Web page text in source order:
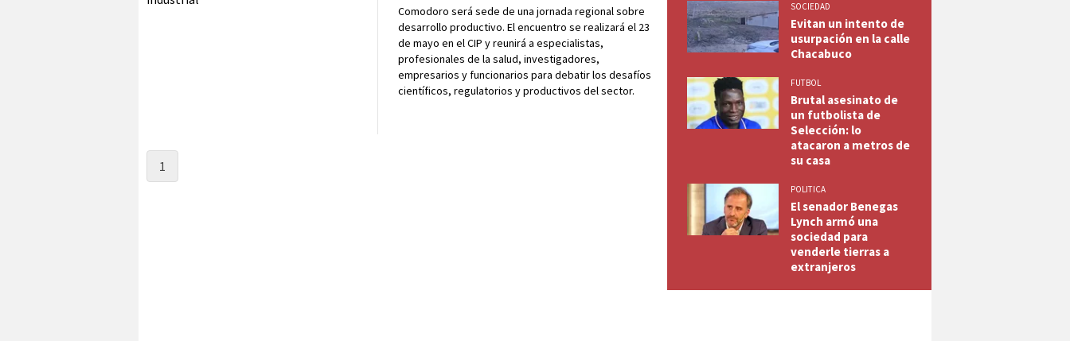
Comodoro será sede de una jornada regional sobre
desarrollo productivo. El encuentro se realizará el 23
de mayo en el CIP y reunirá a especialistas,
profesionales de la salud, investigadores,
empresarios y funcionarios para debatir los desafíos
científicos, regulatorios y productivos del sector.
1
SOCIEDAD
Evitan un intento de
usurpación en la calle
Chacabuco
FUTBOL
Brutal asesinato de
un futbolista de
Selección: lo
atacaron a metros de
su casa
POLITICA
El senador Benegas
Lynch armó una
sociedad para
venderle tierras a
extranjeros